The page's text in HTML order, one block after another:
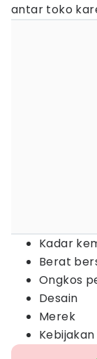
antar toko
Kadar
Berat
Ongkos
Desain
Merek